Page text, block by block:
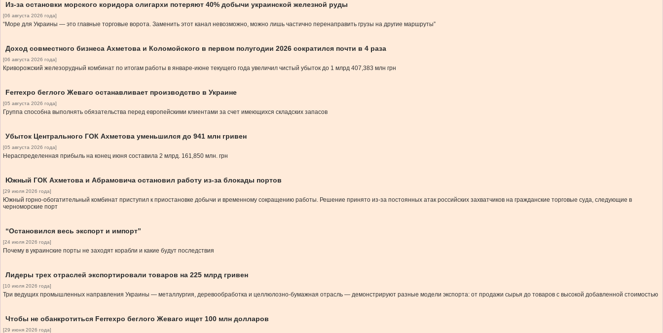
Из-за остановки морского коридора олигархи потеряют 40% добычи украинской железной руды
[06 августа 2026 года]
“Море для Украины — это главные торговые ворота. Заменить этот канал невозможно, можно лишь частично перенаправить грузы на другие маршруты”
Доход совместного бизнеса Ахметова и Коломойского в первом полугодии 2026 сократился почти в 4 раза
[06 августа 2026 года]
Криворожский железорудный комбинат по итогам работы в январе-июне текущего года увеличил чистый убыток до 1 млрд 407,383 млн грн
Ferrexpo беглого Жеваго останавливает производство в Украине
[05 августа 2026 года]
Группа способна выполнять обязательства перед европейскими клиентами за счет имеющихся складских запасов
Убыток Центрального ГОК Ахметова уменьшился до 941 млн гривен
[05 августа 2026 года]
Нераспределенная прибыль на конец июня составила 2 млрд. 161,850 млн. грн
Южный ГОК Ахметова и Абрамовича остановил работу из-за блокады портов
[29 июля 2026 года]
Южный горно-обогатительный комбинат приступил к приостановке добычи и временному сокращению работы. Решение принято из-за постоянных атак российских захватчиков на гражданские торговые суда, следующие в
черноморские порт
“Остановился весь экспорт и импорт”
[24 июля 2026 года]
Почему в украинские порты не заходят корабли и какие будут последствия
Лидеры трех отраслей экспортировали товаров на 225 млрд гривен
[10 июля 2026 года]
Три ведущих промышленных направления Украины — металлургия, деревообработка и целлюлозно-бумажная отрасль — демонстрируют разные модели экспорта: от продажи сырья до товаров с высокой добавленной стоимостью
Чтобы не обанкротиться Ferrexpo беглого Жеваго ищет 100 млн долларов
[29 июня 2026 года]